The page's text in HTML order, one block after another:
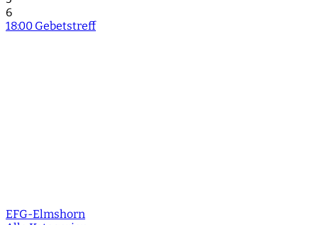
6
18:00 Gebetstreff
EFG-Elmshorn